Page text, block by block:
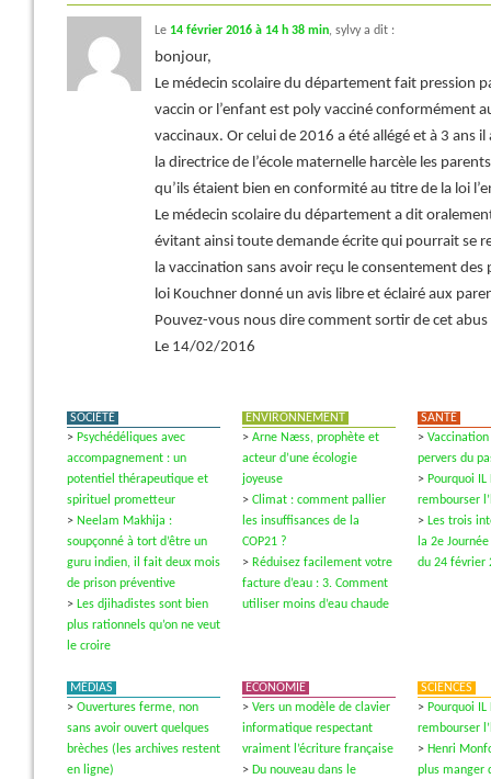
Le 14 février 2016 à 14 h 38 min, sylvy a dit :
bonjour,
Le médecin scolaire du département fait pression
vaccin or l’enfant est poly vacciné conformément
vaccinaux. Or celui de 2016 a été allégé et à 3 ans
la directrice de l’école maternelle harcèle les
qu’ils étaient bien en conformité au titre de la loi
Le médecin scolaire du département a dit
évitant ainsi toute demande écrite qui pourrait se
la vaccination sans avoir reçu le consentement
loi Kouchner donné un avis libre et éclairé aux
Pouvez-vous nous dire comment sortir de cet
Le 14/02/2016
SOCIÉTÉ
> Psychédéliques avec
accompagnement : un
potentiel thérapeutique et
spirituel prometteur
> Neelam Makhija :
soupçonné à tort d’être un
guru indien, il fait deux mois
de prison préventive
> Les djihadistes sont bien
plus rationnels qu’on ne veut
le croire
ENVIRONNEMENT
> Arne Næss, prophète et
acteur d’une écologie
joyeuse
> Climat : comment pallier
les insuffisances de la
COP21 ?
> Réduisez facilement votre
facture d’eau : 3. Comment
utiliser moins d’eau chaude
SANTÉ
>
pervers du
> Pourquoi IL
rembourser
> Les trois
la 2e
du 24 février
MÉDIAS
> Ouvertures ferme, non
sans avoir ouvert quelques
brèches (les archives restent
en ligne)
ECONOMIE
> Vers un modèle de clavier
informatique respectant
vraiment l’écriture française
> Du nouveau dans le
SCIENCES
> Pourquoi IL
rembourser
> Henri
plus manger